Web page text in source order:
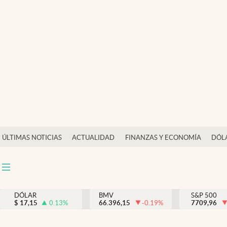
ÚLTIMAS NOTICIAS ACTUALIDAD FINANZAS Y ECONOMÍA
Opinión
Vida y estilo
DÓLAR
$ 17,15 0.13%
BMV
66.396,15
-0.19%
S&P 500
7709,96